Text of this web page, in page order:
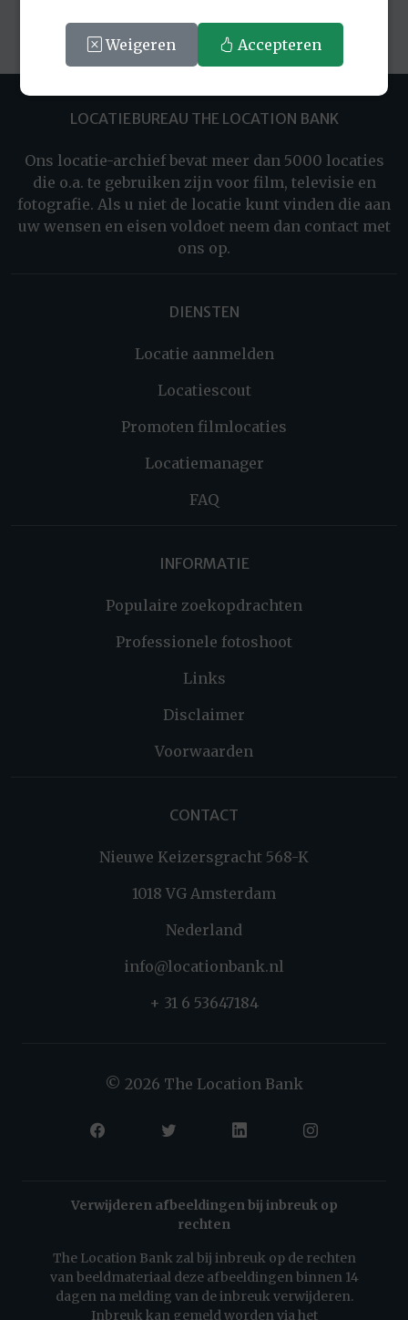
LOCATIEBUREAU THE LOCATION BANK
Ons locatie-archief bevat meer dan 5000 locaties
die o.a. te gebruiken zijn voor film, televisie en
fotografie. Als u niet de locatie kunt vinden die aan
uw wensen en eisen voldoet neem dan contact met
ons op.
DIENSTEN
Locatie aanmelden
Locatiescout
Promoten filmlocaties
Locatiemanager
FAQ
INFORMATIE
Populaire zoekopdrachten
Professionele fotoshoot
Links
Disclaimer
Voorwaarden
CONTACT
Nieuwe Keizersgracht 568-K
1018 VG Amsterdam
Nederland
info@locationbank.nl
+ 31 6 53647184
© 2026 The Location Bank
Verwijderen afbeeldingen bij inbreuk op
rechten
The Location Bank zal bij inbreuk op de rechten
van beeldmateriaal deze afbeeldingen binnen 14
dagen na melding van de inbreuk verwijderen.
Inbreuk kan gemeld worden via het
Weigeren Accepteren